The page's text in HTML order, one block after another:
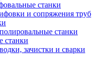
станки
и сопряжения труб
станки
станки
зачистки и сварки